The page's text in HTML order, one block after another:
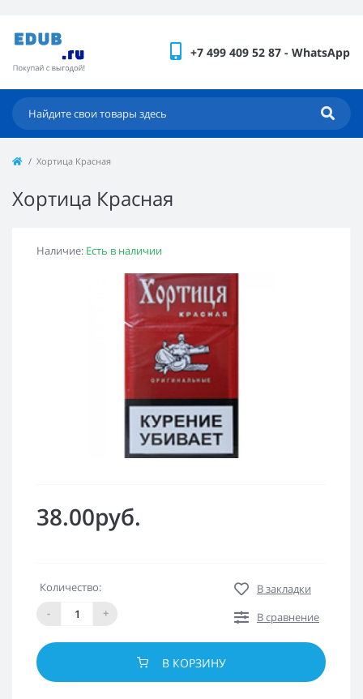
+7 499 409 52 87 - WhatsApp
Хортица Красная
Хортица Красная
Наличие: Есть в наличии
38.00руб.
Количество:
-
+
В закладки
В сравнение
В КОРЗИНУ